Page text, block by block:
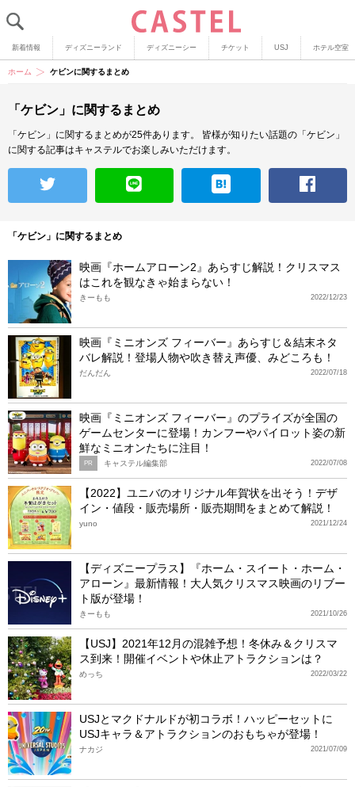
新着情報 ディズニーランド ディズニーシー チケット USJ ホテル空室
ホーム ケビンに関するまとめ
「ケビン」に関するまとめ
「ケビン」に関するまとめが25件あります。
皆様が知りたい話題の「ケビン」
に関する記事はキャステルでお楽しみいただけます。
「ケビン」に関するまとめ
映画『ホームアローン2』あらすじ解説！クリスマス
はこれを観なきゃ始まらない！
2022/12/23
きーもも
映画『ミニオンズ フィーバー』あらすじ＆結末ネタ
バレ解説！登場人物や吹き替え声優、みどころも！
2022/07/18
だんだん
映画『ミニオンズ フィーバー』のプライズが全国の
ゲームセンターに登場！カンフーやパイロット姿の新
鮮なミニオンたちに注目！
2022/07/08
PR キャステル編集部
【2022】ユニバのオリジナル年賀状を出そう！デザ
イン・値段・販売場所・販売期間をまとめて解説！
2021/12/24
yuno
【ディズニープラス】『ホーム・スイート・ホーム・
アローン』最新情報！大人気クリスマス映画のリブー
ト版が登場！
2021/10/26
きーもも
【USJ】2021年12月の混雑予想！冬休み＆クリスマ
ス到来！開催イベントや休止アトラクションは？
2022/03/22
めっち
USJとマクドナルドが初コラボ！ハッピーセットに
USJキャラ＆アトラクションのおもちゃが登場！
2021/07/09
ナカジ